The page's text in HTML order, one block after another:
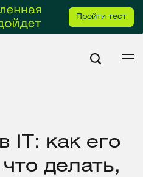
Пройти тест
IT: как его
делать,